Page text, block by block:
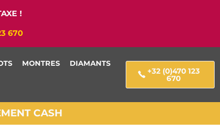
!
670
MONTRES DIAMANTS
+32 (0)470 123
670
CASH